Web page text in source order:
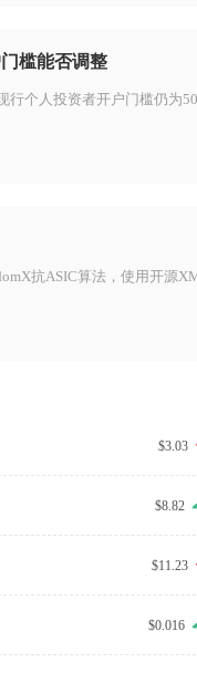
槛能否调整
$3.03
$8.82
$11.23
$0.016